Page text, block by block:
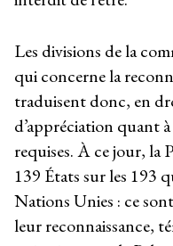
Les divisions de la
qui concerne la
traduisent donc, en
d’appréciation quant
requises. À ce jour, la
139 États sur les 193
Nations Unies : ce
leur reconnaissance,